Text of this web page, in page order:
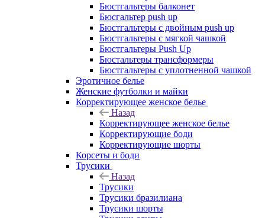
Бюстгальтеры балконет
Бюсгальтер push up
Бюстгальтеры с двойным push up
Бюстгальтеры с мягкой чашкой
Бюстгальтеры Push Up
Бюстальтеры трансформеры
Бюстгальтеры с уплотненной чашкой
Эротичное белье
Женские футболки и майки
Корректирующее женское белье
Назад
Корректирующее женское белье
Корректирующие боди
Корректирующие шорты
Корсеты и боди
Трусики
Назад
Трусики
Трусики бразилиана
Трусики шорты